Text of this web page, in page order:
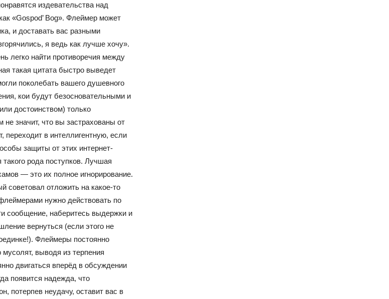
издевательства над
«Gospod’ Bog». Флеймер может
и доставать вас разными
я ведь как лучше хочу».
легко найти противоречия между
такая цитата быстро выведет
поколебать вашего душевного
кои будут безосновательными и
достоинством) только
значит, что вы застрахованы от
в интеллигентную, если
защиты от этих интернет-
рода поступков. Лучшая
— это их полное игнорирование.
советовал отложить на какое-то
нужно действовать по
сообщение, наберитесь выдержки и
вернуться (если этого не
Флеймеры постоянно
выводя из терпения
двигаться вперёд в обсуждении
появится надежда, что
потерпев неудачу, оставит вас в